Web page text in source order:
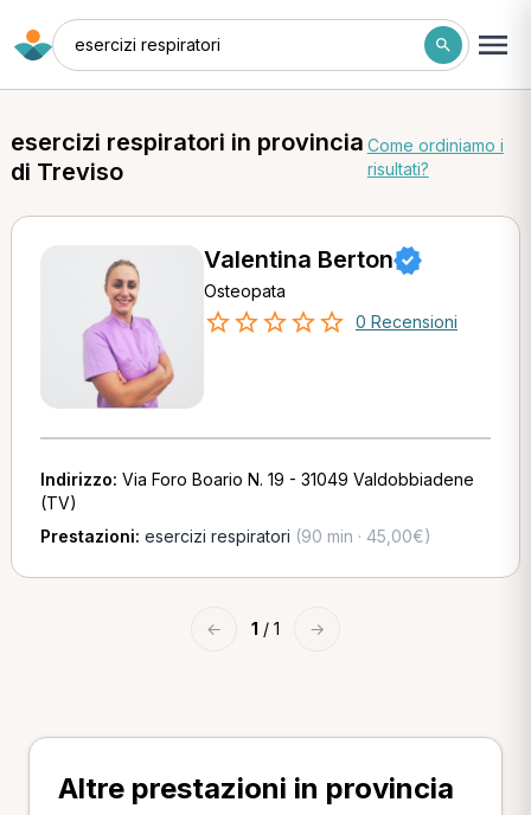
esercizi respiratori
esercizi respiratori in provincia
di Treviso
Come ordiniamo i
risultati?
Valentina Berton
Osteopata
0 Recensioni
Indirizzo: Via Foro Boario N. 19 - 31049 Valdobbiadene
(TV)
Prestazioni: esercizi respiratori (90 min · 45,00€)
← 1 / 1 →
Altre prestazioni in provincia